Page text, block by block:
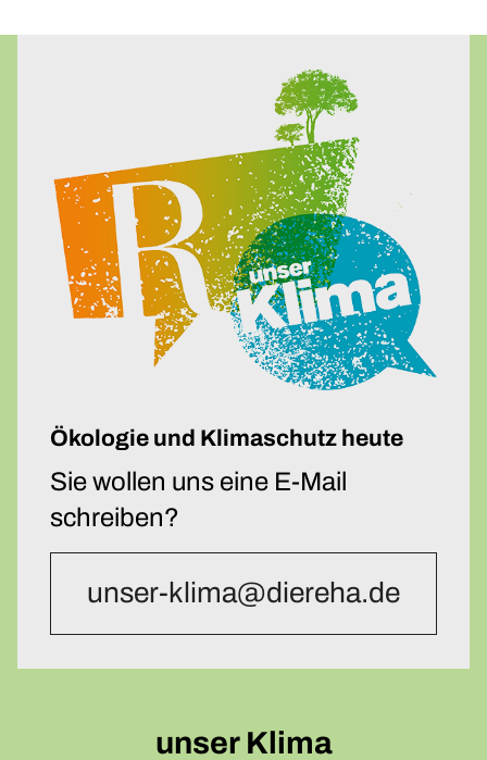
Ökologie und Klimaschutz heute
Sie wollen uns eine E-Mail
schreiben?
unser-klima@diereha.de
unser Klima